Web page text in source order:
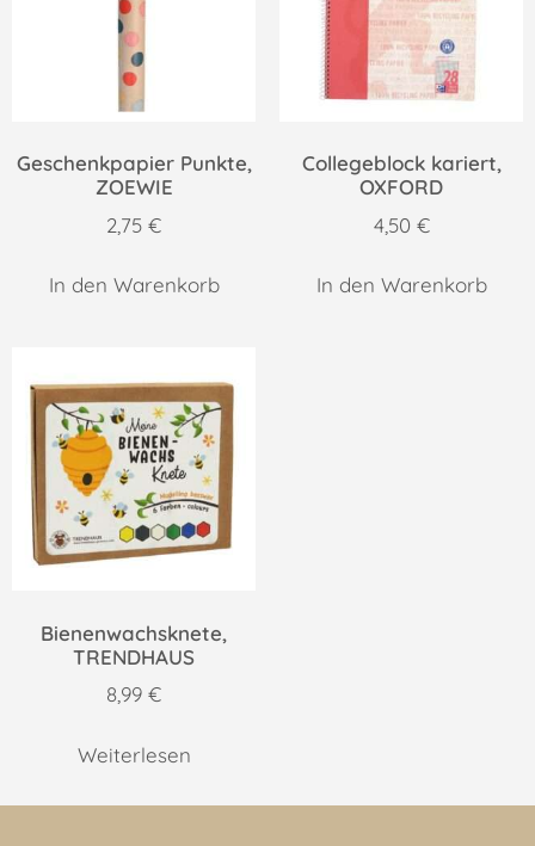
Geschenkpapier Punkte,
ZOEWIE
2,75 €
In den Warenkorb
Collegeblock kariert,
OXFORD
4,50 €
In den Warenkorb
Bienenwachsknete,
TRENDHAUS
8,99 €
Weiterlesen